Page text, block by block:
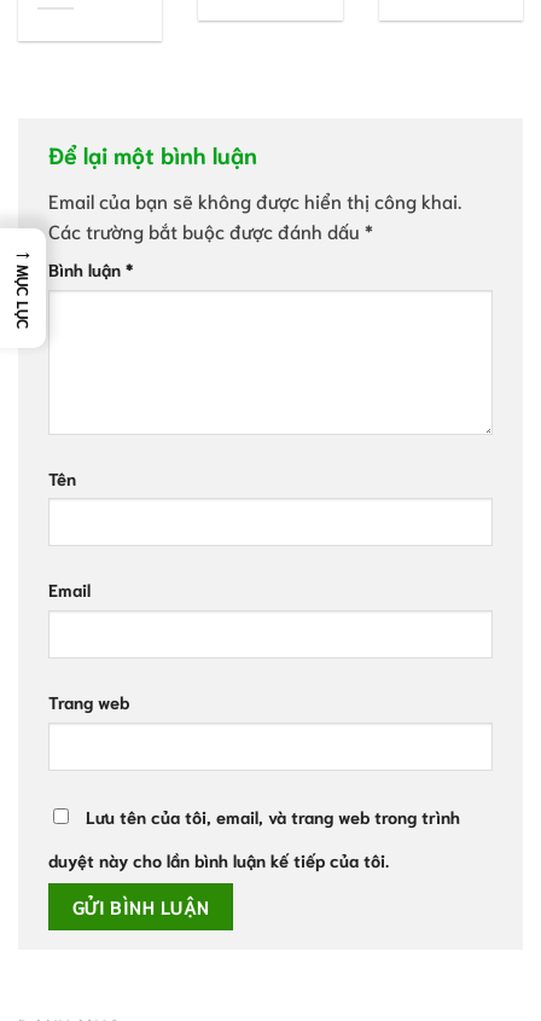
Để lại một bình luận
Email của bạn sẽ không được hiển thị công khai.
Các trường bắt buộc được đánh dấu *
Bình luận *
Tên
Email
Trang web
Lưu tên của tôi, email, và trang web trong trình
duyệt này cho lần bình luận kế tiếp của tôi.
→
MỤC LỤC